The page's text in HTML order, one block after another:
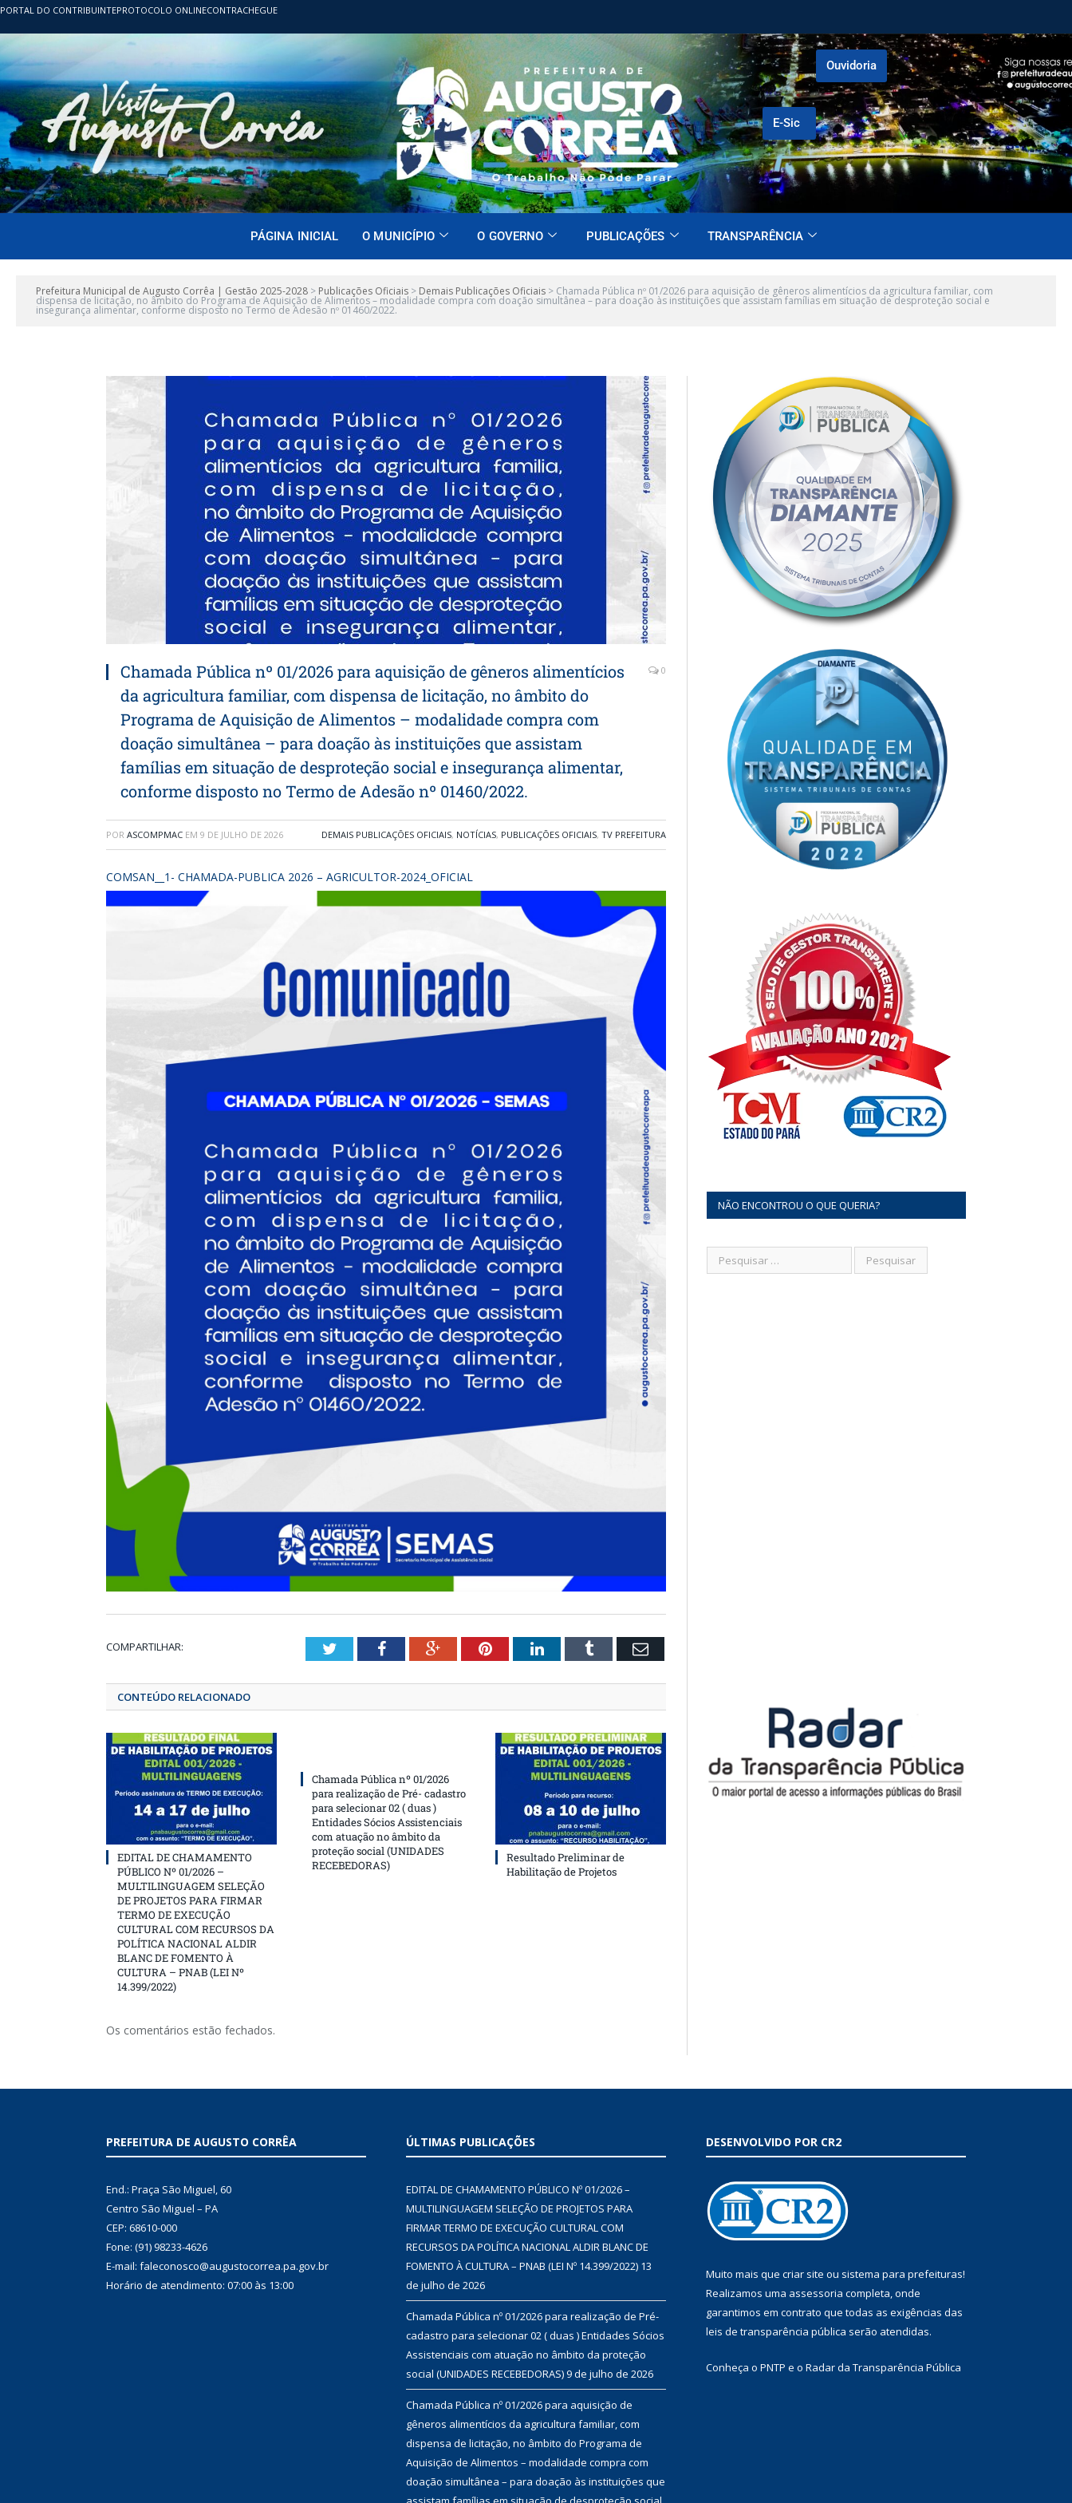
PORTAL DO CONTRIBUINTEPROTOCOLO ONLINECONTRACHEGUE
E-Sic
Ouvidoria
PÁGINA INICIAL O MUNICÍPIO O GOVERNO PUBLICAÇÕES TRANSPARÊNCIA
Prefeitura Municipal de Augusto Corrêa | Gestão 2025-2028 > Publicações Oficiais > Demais Publicações Oficiais > Chamada Pública nº 01/2026 para aquisição de gêneros alimentícios da agricultura familiar, com
dispensa de licitação, no âmbito do Programa de Aquisição de Alimentos – modalidade compra com doação simultânea – para doação às instituições que assistam famílias em situação de desproteção social e
insegurança alimentar, conforme disposto no Termo de Adesão nº 01460/2022.
Chamada Pública nº 01/2026 para aquisição de gêneros alimentícios
da agricultura familiar, com dispensa de licitação, no âmbito do
Programa de Aquisição de Alimentos – modalidade compra com
doação simultânea – para doação às instituições que assistam
famílias em situação de desproteção social e insegurança alimentar,
conforme disposto no Termo de Adesão nº 01460/2022.
0
POR ASCOMPMAC EM 9 DE JULHO DE 2026 DEMAIS PUBLICAÇÕES OFICIAIS, NOTÍCIAS, PUBLICAÇÕES OFICIAIS, TV PREFEITURA
COMSAN__1- CHAMADA-PUBLICA 2026 – AGRICULTOR-2024_OFICIAL
COMPARTILHAR: TwitterFacebookGoogle+Pinterest
LinkedInTumblrEmail
CONTEÚDO RELACIONADO
EDITAL DE CHAMAMENTO
PÚBLICO Nº 01/2026 –
MULTILINGUAGEM SELEÇÃO
DE PROJETOS PARA FIRMAR
TERMO DE EXECUÇÃO
CULTURAL COM RECURSOS DA
POLÍTICA NACIONAL ALDIR
BLANC DE FOMENTO À
CULTURA – PNAB (LEI Nº
14.399/2022)
Chamada Pública nº 01/2026
para realização de Pré- cadastro
para selecionar 02 ( duas )
Entidades Sócios Assistenciais
com atuação no âmbito da
proteção social (UNIDADES
RECEBEDORAS)
Resultado Preliminar de
Habilitação de Projetos
Os comentários estão fechados.
NÃO ENCONTROU O QUE QUERIA?
PREFEITURA DE AUGUSTO CORRÊA
End.: Praça São Miguel, 60
Centro São Miguel – PA
CEP: 68610-000
Fone: (91) 98233-4626
E-mail: faleconosco@augustocorrea.pa.gov.br
Horário de atendimento: 07:00 às 13:00
ÚLTIMAS PUBLICAÇÕES
EDITAL DE CHAMAMENTO PÚBLICO Nº 01/2026 –
MULTILINGUAGEM SELEÇÃO DE PROJETOS PARA
FIRMAR TERMO DE EXECUÇÃO CULTURAL COM
RECURSOS DA POLÍTICA NACIONAL ALDIR BLANC DE
FOMENTO À CULTURA – PNAB (LEI Nº 14.399/2022) 13
de julho de 2026
Chamada Pública nº 01/2026 para realização de Pré-
cadastro para selecionar 02 ( duas ) Entidades Sócios
Assistenciais com atuação no âmbito da proteção
social (UNIDADES RECEBEDORAS)9 de julho de 2026
Chamada Pública nº 01/2026 para aquisição de
gêneros alimentícios da agricultura familiar, com
dispensa de licitação, no âmbito do Programa de
Aquisição de Alimentos – modalidade compra com
doação simultânea – para doação às instituições que
DESENVOLVIDO POR CR2
Muito mais que criar site ou sistema para prefeituras!
Realizamos uma assessoria completa, onde
garantimos em contrato que todas as exigências das
leis de transparência pública serão atendidas.
Conheça o PNTP e o Radar da Transparência Pública